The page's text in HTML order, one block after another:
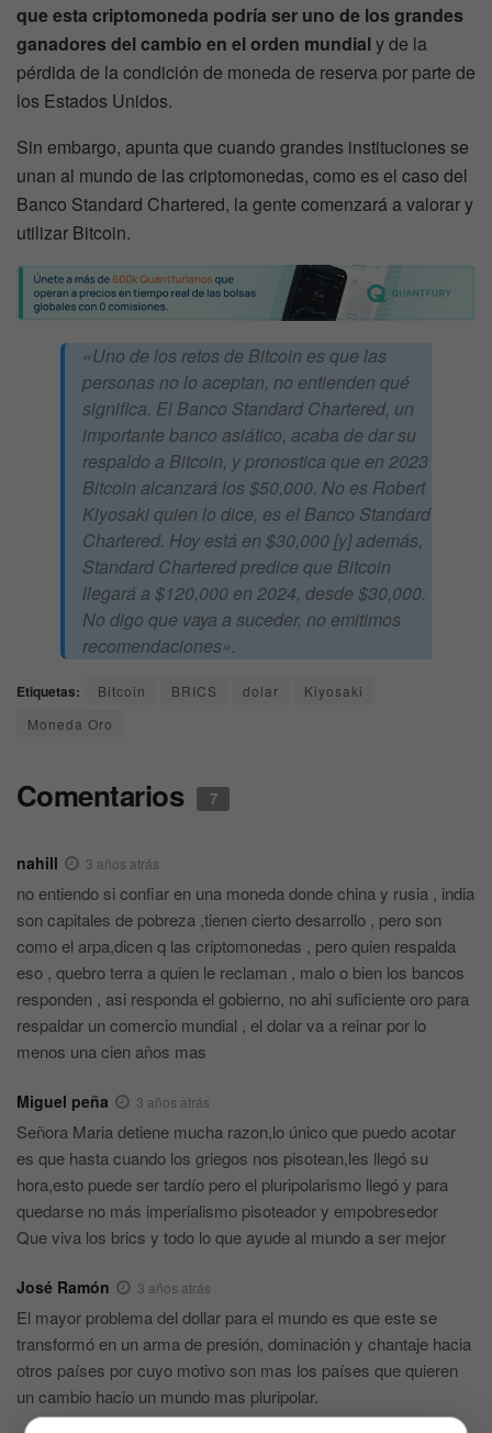
que esta criptomoneda podría ser uno de los grandes
ganadores del cambio en el orden mundialy de la
pérdida de la condición de moneda de reserva por parte de
los Estados Unidos.
Sin embargo, apunta que cuando grandes instituciones se
unan al mundo de las criptomonedas, como es el caso del
Banco Standard Chartered, la gente comenzará a valorar y
utilizar Bitcoin.
«Uno de los retos de Bitcoin es que las
personas no lo aceptan, no entienden qué
significa. El Banco Standard Chartered, un
importante banco asiático, acaba de dar su
respaldo a Bitcoin, y pronostica que en 2023
Bitcoin alcanzará los $50,000. No es Robert
Kiyosaki quien lo dice, es el Banco Standard
Chartered. Hoy está en $30,000 [y] además,
Standard Chartered predice que Bitcoin
llegará a $120,000 en 2024, desde $30,000.
No digo que vaya a suceder, no emitimos
recomendaciones».
Etiquetas: Bitcoin BRICS dolar
Kiyosaki
Moneda Oro
Comentarios 7
nahill 3 años atrás
no entiendo si confiar en una moneda donde china y rusia , india
son capitales de pobreza ,tienen cierto desarrollo , pero son
como el arpa,dicen q las criptomonedas , pero quien respalda
eso , quebro terra a quien le reclaman , malo o bien los bancos
responden , asi responda el gobierno, no ahi suficiente oro para
respaldar un comercio mundial , el dolar va a reinar por lo
menos una cien años mas
Miguel peña 3 años atrás
Señora Maria detiene mucha razon,lo único que puedo acotar
es que hasta cuando los griegos nos pisotean,les llegó su
hora,esto puede ser tardío pero el pluripolarismo llegó y para
quedarse no más imperialismo pisoteador y empobresedor
Que viva los brics y todo lo que ayude al mundo a ser mejor
José Ramón 3 años atrás
El mayor problema del dollar para el mundo es que este se
transformó en un arma de presión, dominación y chantaje hacia
otros países por cuyo motivo son mas los países que quieren
un cambio hacio un mundo mas pluripolar.